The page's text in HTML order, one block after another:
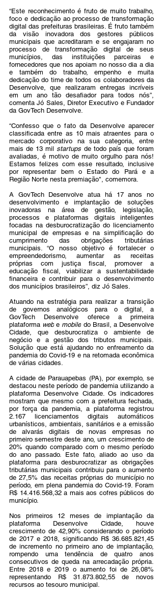
“Este reconhecimento é fruto de muito trabalho,
foco e dedicação ao processo de transformação
digital das prefeituras brasileiras. É fruto também
da visão inovadora dos gestores públicos
municipais que acreditaram e se engajaram no
processo de transformação digital de seus
municípios, das instituições parceiras e
fornecedores que nos apoiam no nosso dia a dia
e também do trabalho, empenho e muita
dedicação do time de todos os colaboradores da
Desenvolve, que realizaram entregas incríveis
em um ano tão desafiador para todos nós”,
comenta Jó Sales, Diretor Executivo e Fundador
da GovTech Desenvolve.
“Confesso que o fato da Desenvolve aparecer
classificada entre as 10 mais atraentes para o
mercado corporativo na sua categoria, entre
mais de 13 mil startups de todo país que foram
avaliadas, é motivo de muito orgulho para nós!
Estamos felizes com esse resultado, inclusive
por representar bem o Estado do Pará e a
Região Norte nesta premiação", comemora.
A GovTech Desenvolve atua há 17 anos no
desenvolvimento e implantação de soluções
inovadoras na área de gestão, legislação,
processos e plataformas digitais inteligentes
focadas na desburocratização do licenciamento
municipal de empresas e na simplificação do
cumprimento das obrigações tributárias
municipais. “O nosso objetivo é fortalecer o
empreendedorismo, aumentar as receitas
próprias com justiça fiscal, promover a
educação fiscal, viabilizar a sustentabilidade
financeira e contribuir para o desenvolvimento
dos municípios brasileiros”, diz Jó Sales.
Atuando na estratégia para realizar a transição
de governos analógicos para o digital, a
GovTech Desenvolve oferece a primeira
plataforma web e mobile do Brasil, a Desenvolve
Cidade, que desburocratiza o ambiente de
negócio e a gestão dos tributos municipais.
Solução que está ajudando no enfreamento da
pandemia do Covid-19 e na retomada econômica
de várias cidades.
A cidade de Parauapebas (PA), por exemplo, se
destacou neste período de pandemia utilizando a
plataforma Desenvolve Cidade. Os indicadores
mostram que mesmo com a prefeitura fechada,
por força da pandemia, a plataforma registrou
2.167 licenciamentos digitais automáticos
urbanísticos, ambientais, sanitários e a emissão
de alvarás digitais de novas empresas no
primeiro semestre deste ano, um crescimento de
20% quando comparado com o mesmo período
do ano passado. Este fato, aliado ao uso da
plataforma para desburocratizar as obrigações
tributárias municipais contribuiu para o aumento
de 27,5% das receitas próprias do município no
período, em plena pandemia do Covid-19. Foram
R$ 14.416.568,32 a mais aos cofres públicos do
município.
Nos primeiros 12 meses de implantação da
plataforma Desenvolve Cidade, houve
crescimento de 42,90% considerando o período
de 2017 e 2018, significando R$ 36.685.821,45
de incremento no primeiro ano de implantação,
rompendo uma tendência de quatro anos
consecutivos de queda na arrecadação própria.
Entre 2018 e 2019 o aumento foi de 26,08%
representando R$ 31.873.802,55 de novos
recursos ao tesouro municipal.